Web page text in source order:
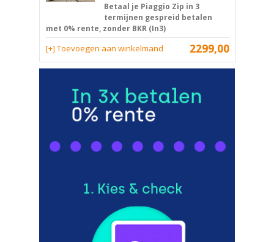
Betaal je Piaggio Zip in 3
termijnen gespreid betalen
met 0% rente, zonder BKR (In3)
2299,00
[+] Toevoegen aan winkelmand